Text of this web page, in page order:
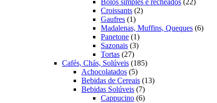
Bolos simples e recheados 22
Croissants 22
Gaufres 11
produto
Madalenas, Muffins, Queques 66
Panetone 11
produto
Sazonais 33
Tortas 2727
produtos
Cafés, Chás, Solúveis 185185
Achocolatados 55
produtos
Bebidas de Cereais 1313
Bebidas Solúveis 77
produtos
Cappucino 66